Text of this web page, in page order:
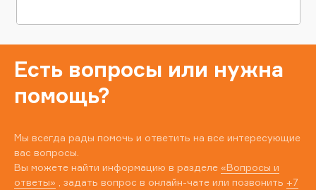
Есть вопросы или нужна
помощь?
Мы всегда рады помочь и ответить на все интересующие
вас вопросы.
Вы можете найти информацию в разделе «Вопросы и
ответы» , задать вопрос в онлайн-чате или позвонить +7